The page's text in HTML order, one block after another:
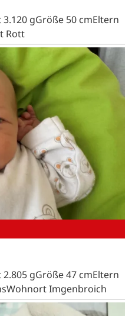
gGröße 50 cmEltern
Rott
gGröße 47 cmEltern
Imgenbroich